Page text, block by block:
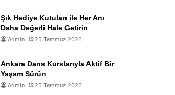
Şık Hediye Kutuları ile Her Anı
Daha Değerli Hale Getirin
Admin 25 Temmuz 2026
Ankara Dans Kurslarıyla Aktif Bir
Yaşam Sürün
Admin 25 Temmuz 2026